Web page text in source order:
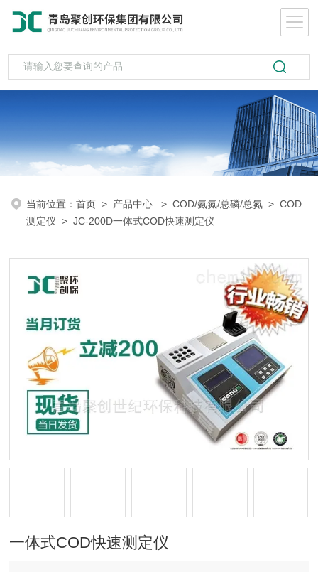
当前位置：首页 > 产品中心 >COD/氨氮/总磷/总氮 >COD
测定仪 > JC-200D一体式COD快速测定仪
一体式COD快速测定仪